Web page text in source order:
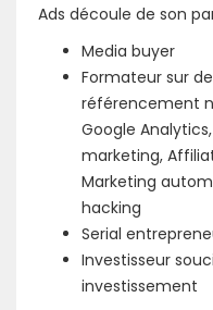
Ads découle de son
Media buyer
Formateur sur
référencement
Google
marketing,
Marketing
hacking
Serial
Investisseur
investissement